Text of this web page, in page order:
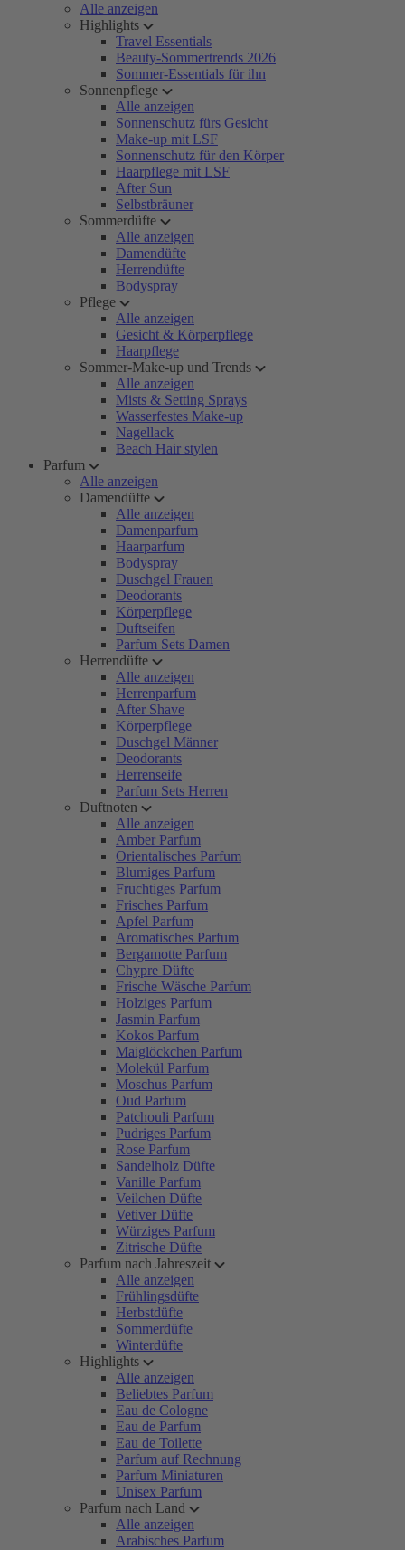
Alle anzeigen
Highlights
Travel Essentials
Beauty-Sommertrends 2026
Sommer-Essentials für ihn
Sonnenpflege
Alle anzeigen
Sonnenschutz fürs Gesicht
Make-up mit LSF
Sonnenschutz für den Körper
Haarpflege mit LSF
After Sun
Selbstbräuner
Sommerdüfte
Alle anzeigen
Damendüfte
Herrendüfte
Bodyspray
Pflege
Alle anzeigen
Gesicht & Körperpflege
Haarpflege
Sommer-Make-up und Trends
Alle anzeigen
Mists & Setting Sprays
Wasserfestes Make-up
Nagellack
Beach Hair stylen
Parfum
Alle anzeigen
Damendüfte
Alle anzeigen
Damenparfum
Haarparfum
Bodyspray
Duschgel Frauen
Deodorants
Körperpflege
Duftseifen
Parfum Sets Damen
Herrendüfte
Alle anzeigen
Herrenparfum
After Shave
Körperpflege
Duschgel Männer
Deodorants
Herrenseife
Parfum Sets Herren
Duftnoten
Alle anzeigen
Amber Parfum
Orientalisches Parfum
Blumiges Parfum
Fruchtiges Parfum
Frisches Parfum
Apfel Parfum
Aromatisches Parfum
Bergamotte Parfum
Chypre Düfte
Frische Wäsche Parfum
Holziges Parfum
Jasmin Parfum
Kokos Parfum
Maiglöckchen Parfum
Molekül Parfum
Moschus Parfum
Oud Parfum
Patchouli Parfum
Pudriges Parfum
Rose Parfum
Sandelholz Düfte
Vanille Parfum
Veilchen Düfte
Vetiver Düfte
Würziges Parfum
Zitrische Düfte
Parfum nach Jahreszeit
Alle anzeigen
Frühlingsdüfte
Herbstdüfte
Sommerdüfte
Winterdüfte
Highlights
Alle anzeigen
Beliebtes Parfum
Eau de Cologne
Eau de Parfum
Eau de Toilette
Parfum auf Rechnung
Parfum Miniaturen
Unisex Parfum
Parfum nach Land
Alle anzeigen
Arabisches Parfum